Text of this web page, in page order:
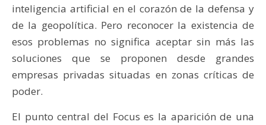
inteligencia artificial en el corazón de la defensa y
de la geopolítica. Pero reconocer la existencia de
esos problemas no significa aceptar sin más las
soluciones que se proponen desde grandes
empresas privadas situadas en zonas críticas de
poder.
El punto central del Focus es la aparición de una